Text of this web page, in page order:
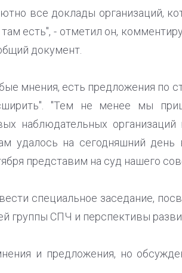
все доклады организаций,
есть", - отметил он,
документ.
мнения, есть предложения по
"Тем не менее мы
наблюдательных
удалось на сегодняшний день
представим на суд нашего
специальное заседание,
группы СПЧ и перспективы
и предложения, но